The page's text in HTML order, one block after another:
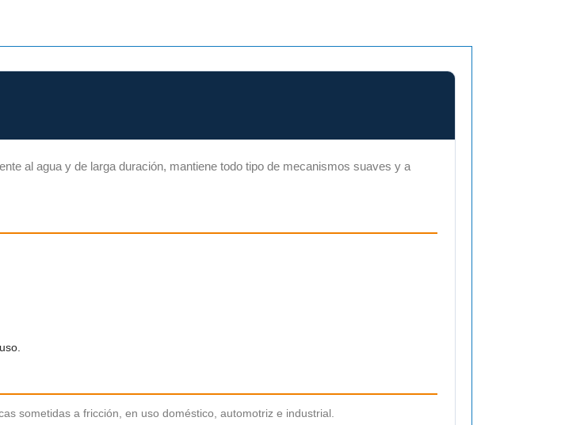
al agua y de larga duración, mantiene todo tipo de mecanismos suaves y a
sometidas a fricción, en uso doméstico, automotriz e industrial.